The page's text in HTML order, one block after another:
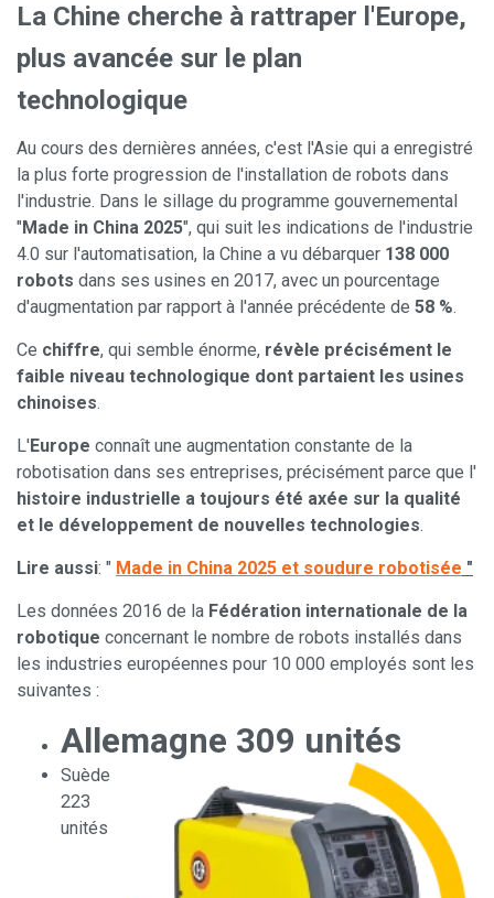
La Chine cherche à rattraper l'Europe,
plus avancée sur le plan
technologique
Au cours des dernières années, c'est l'Asie qui a enregistré
la plus forte progression de l'installation de robots dans
l'industrie. Dans le sillage du programme gouvernemental
"Made in China 2025", qui suit les indications de l'industrie
4.0 sur l'automatisation, la Chine a vu débarquer 138 000
robots dans ses usines en 2017, avec un pourcentage
d'augmentation par rapport à l'année précédente de 58 %.
Ce chiffre, qui semble énorme, révèle précisément le
faible niveau technologique dont partaient les usines
chinoises.
L'Europe connaît une augmentation constante de la
robotisation dans ses entreprises, précisément parce que l'
histoire industrielle a toujours été axée sur la qualité
et le développement de nouvelles technologies.
Lire aussi: " Made in China 2025 et soudure robotisée "
Les données 2016 de la Fédération internationale de la
robotique concernant le nombre de robots installés dans
les industries européennes pour 10 000 employés sont les
suivantes :
Allemagne 309 unités
Suède
223
unités